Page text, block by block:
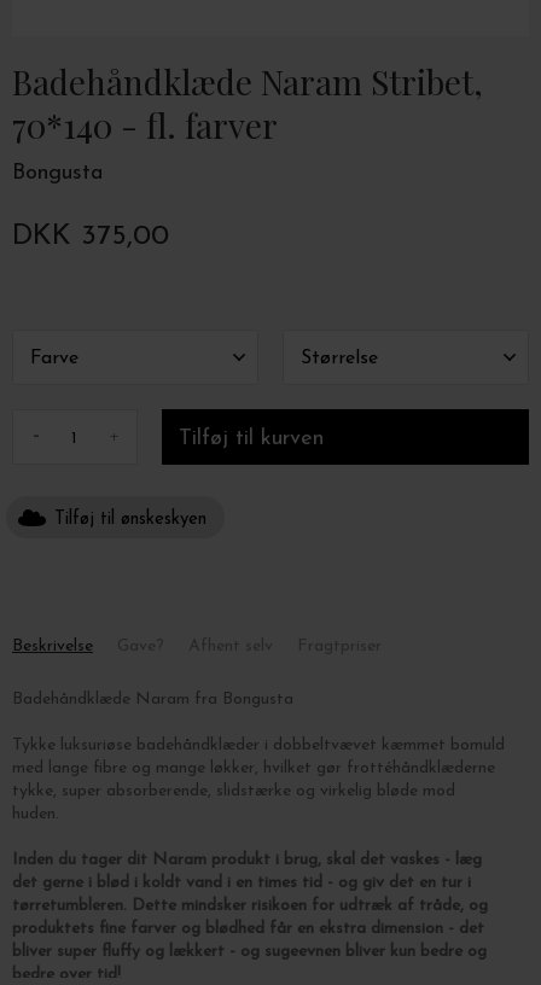
Badehåndklæde Naram Stribet,
70*140 - fl. farver
Bongusta
DKK 375,00
- +
Tilføj til ønskeskyen
Beskrivelse
Badehåndklæde Naram fra Bongusta
Tykke luksuriøse badehåndklæder i dobbeltvævet kæmmet bomuld
med lange fibre og mange løkker, hvilket gør frottéhåndklæderne
tykke, super absorberende, slidstærke og virkelig bløde mod
huden.
Inden du tager dit Naram produkt i brug, skal det vaskes - læg
det gerne i blød i koldt vand i en times tid - og giv det en tur i
tørretumbleren. Dette mindsker risikoen for udtræk af tråde, og
produktets fine farver og blødhed får en ekstra dimension - det
bliver super fluffy og lækkert - og sugeevnen bliver kun bedre og
bedre over tid!